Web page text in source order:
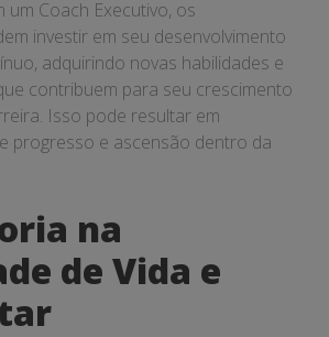
Coach Executivo, os
investir em seu desenvolvimento
adquirindo novas habilidades e
contribuem para seu crescimento
Isso pode resultar em
progresso e ascensão dentro da
na
de Vida e